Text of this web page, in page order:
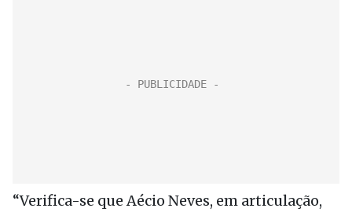
“Verifica-se que Aécio Neves, em articulação,